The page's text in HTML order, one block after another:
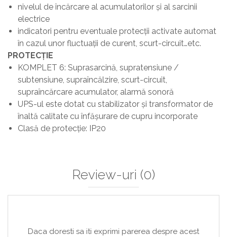
nivelul de încărcare al acumulatorilor și al sarcinii
electrice
indicatori pentru eventuale protecţii activate automat
în cazul unor fluctuaţii de curent, scurt-circuit…etc.
PROTECȚIE
KOMPLET 6: Suprasarcină, supratensiune /
subtensiune, supraîncălzire, scurt-circuit,
supraîncărcare acumulator, alarmă sonoră
UPS-ul este dotat cu stabilizator și transformator de
înaltă calitate cu înfășurare de cupru incorporate
Clasă de protecție: IP20
Review-uri (0)
Daca doresti sa iti exprimi parerea despre acest